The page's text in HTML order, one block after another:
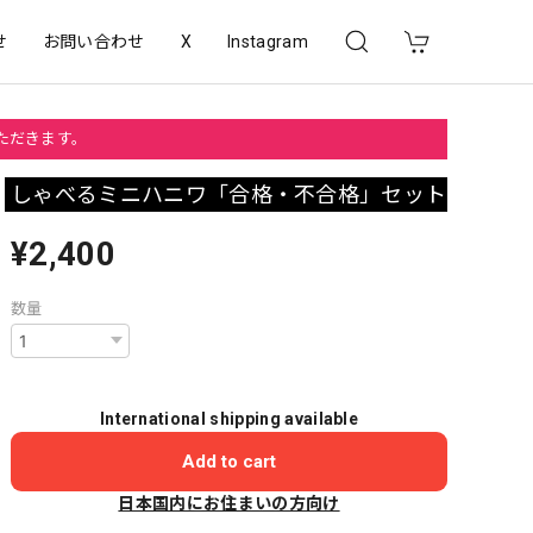
お問い合わせ X Instagram
きます。
しゃべるミニハニワ「合格・不合格」セット
¥2,400
数量
International shipping available
Add to cart
日本国内にお住まいの方向け